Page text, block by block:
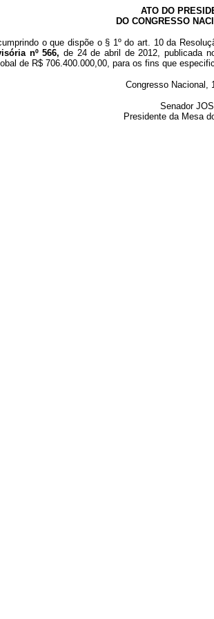
ATO DO
DO CONGRESSO
o que dispõe o § 1º do art. 10 da
nº 566, de 24 de abril de 2012, publicada
de R$ 706.400.000,00, para os fins que
Congresso Nacional,
Senador
Presidente da Mesa